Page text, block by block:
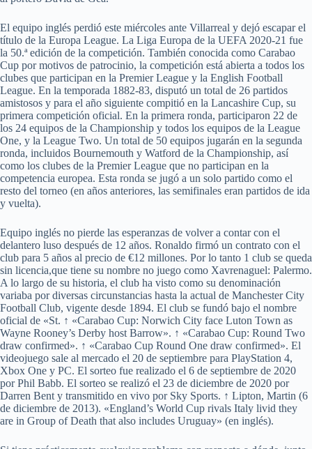
El equipo inglés perdió este miércoles ante Villarreal y dejó escapar el
título de la Europa League. La Liga Europa de la UEFA 2020-21 fue
la 50.ª edición de la competición. También conocida como Carabao
Cup por motivos de patrocinio, la competición está abierta a todos los
clubes que participan en la Premier League y la English Football
League. En la temporada 1882-83, disputó un total de 26 partidos
amistosos y para el año siguiente compitió en la Lancashire Cup, su
primera competición oficial. En la primera ronda, participaron 22 de
los 24 equipos de la Championship y todos los equipos de la League
One, y la League Two. Un total de 50 equipos jugarán en la segunda
ronda, incluidos Bournemouth y Watford de la Championship, así
como los clubes de la Premier League que no participan en la
competencia europea. Esta ronda se jugó a un solo partido como el
resto del torneo (en años anteriores, las semifinales eran partidos de ida
y vuelta).
Equipo inglés no pierde las esperanzas de volver a contar con el
delantero luso después de 12 años. Ronaldo firmó un contrato con el
club para 5 años al precio de €12 millones. Por lo tanto 1 club se queda
sin licencia,que tiene su nombre no juego como Xavrenaguel: Palermo.
A lo largo de su historia, el club ha visto como su denominación
variaba por diversas circunstancias hasta la actual de Manchester City
Football Club, vigente desde 1894. El club se fundó bajo el nombre
oficial de «St. ↑ «Carabao Cup: Norwich City face Luton Town as
Wayne Rooney’s Derby host Barrow». ↑ «Carabao Cup: Round Two
draw confirmed». ↑ «Carabao Cup Round One draw confirmed». El
videojuego sale al mercado el 20 de septiembre para PlayStation 4,
Xbox One y PC. El sorteo fue realizado el 6 de septiembre de 2020
por Phil Babb. El sorteo se realizó el 23 de diciembre de 2020 por
Darren Bent y transmitido en vivo por Sky Sports. ↑ Lipton, Martin (6
de diciembre de 2013). «England’s World Cup rivals Italy livid they
are in Group of Death that also includes Uruguay» (en inglés).